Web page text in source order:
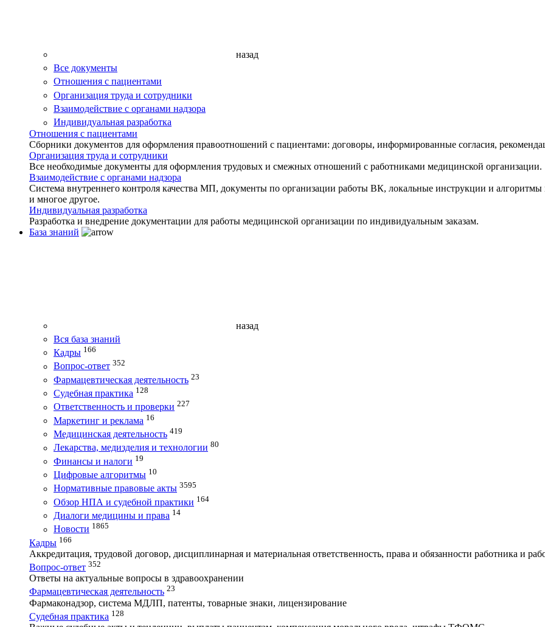
назад
Все документы
Отношения с пациентами
Организация труда и сотрудники
Взаимодействие с органами надзора
Индивидуальная разработка
Отношения с пациентами
Сборники документов для оформления правоотношений с пациентами: договоры, информированные согласия,
Организация труда и сотрудники
Все необходимые документы для оформления трудовых и смежных отношений с работниками медицинской организации.
Взаимодействие с органами надзора
Система внутреннего контроля качества МП, документы по организации работы ВК, локальные инструкции и
и многое другое.
Индивидуальная разработка
Разработка и внедрение документации для работы медицинской организации по индивидуальным заказам.
База знаний
назад
Вся база знаний
Кадры 166
Вопрос-ответ 352
Фармацевтическая деятельность 23
Судебная практика 128
Ответственность и проверки 227
Маркетинг и реклама 16
Медицинская деятельность 419
Лекарства, медизделия и технологии 80
Финансы и налоги 19
Цифровые алгоритмы 10
Нормативные правовые акты 3595
Обзор НПА и судебной практики 164
Диалоги медицины и права 14
Новости 1865
Кадры 166
Аккредитация, трудовой договор, дисциплинарная и материальная ответственность, права и обязанности работника и
Вопрос-ответ 352
Ответы на актуальные вопросы в здравоохранении
Фармацевтическая деятельность 23
Фармаконадзор, система МДЛП, патенты, товарные знаки, лицензирование
Судебная практика 128